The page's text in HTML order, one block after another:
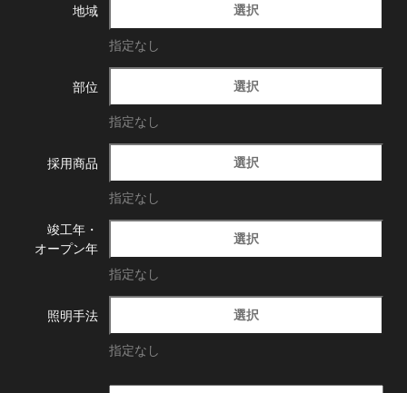
地域 選択
指定なし
部位 選択
指定なし
採用商品 選択
指定なし
竣工年・
オープン年
選択
指定なし
照明手法 選択
指定なし